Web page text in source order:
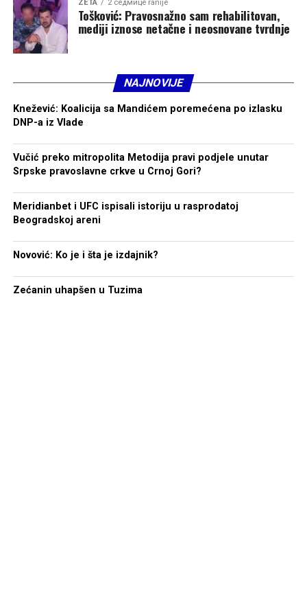
ZETA 2 седмице ranije
Tošković: Pravosnažno sam rehabilitovan,
mediji iznose netačne i neosnovane tvrdnje
NAJNOVIJE
Knežević: Koalicija sa Mandićem poremećena po izlasku
DNP-a iz Vlade
Vučić preko mitropolita Metodija pravi podjele unutar
Srpske pravoslavne crkve u Crnoj Gori?
Meridianbet i UFC ispisali istoriju u rasprodatoj
Beogradskoj areni
Novović: Ko je i šta je izdajnik?
Zećanin uhapšen u Tuzima